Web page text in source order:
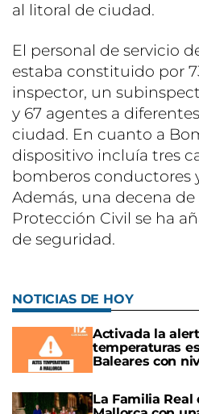
al litoral de ciudad.
El personal de servicio
estaba constituido por
inspector, un
y 67 agentes a
ciudad. En cuanto a
dispositivo incluía tres
bomberos conductores
Además, una decena
Protección Civil se ha
de seguridad.
NOTICIAS DE HOY
Activada la
temperaturas
Baleares con
La Familia Real